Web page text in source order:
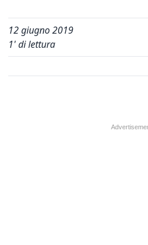
12 giugno 2019
1' di lettura